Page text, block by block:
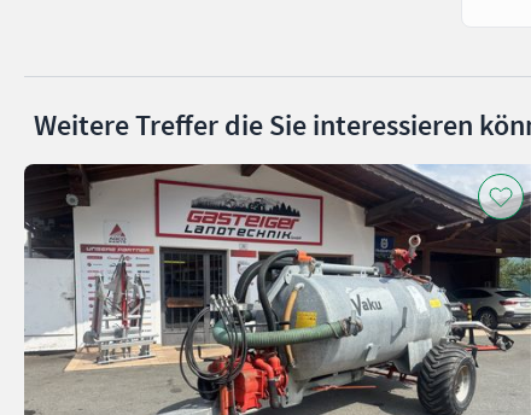
Weitere Treffer die Sie interessieren